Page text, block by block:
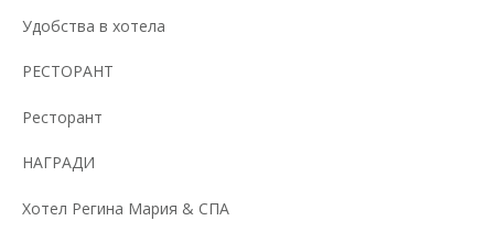
Удобства в хотела
РЕСТОРАНТ
Ресторант
НАГРАДИ
Хотел Регина Мария & СПА